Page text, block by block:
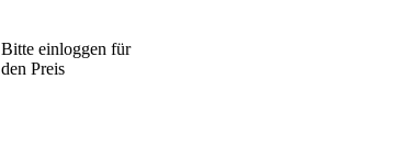
Bitte einloggen für
den Preis